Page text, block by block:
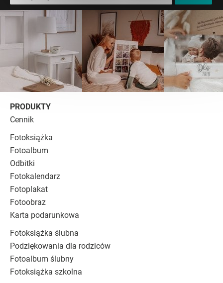
PRODUKTY
Cennik
Fotoksiążka
Fotoalbum
Odbitki
Fotokalendarz
Fotoplakat
Fotoobraz
Karta podarunkowa
Fotoksiążka ślubna
Podziękowania dla rodziców
Fotoalbum ślubny
Fotoksiążka szkolna